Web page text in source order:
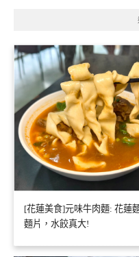
[花蓮美食]元味牛肉麵: 花蓮
麵片，水餃真大!